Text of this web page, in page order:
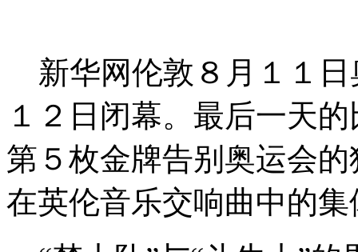
新华网伦敦８月１１
１２日闭幕。最后一天
第５枚金牌告别奥运会
在英伦音乐交响曲中的